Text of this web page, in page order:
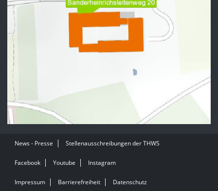
News - Presse Stellenausschreibungen der THWS
Facebook Youtube Instagram
Impressum Barrierefreiheit Datenschutz